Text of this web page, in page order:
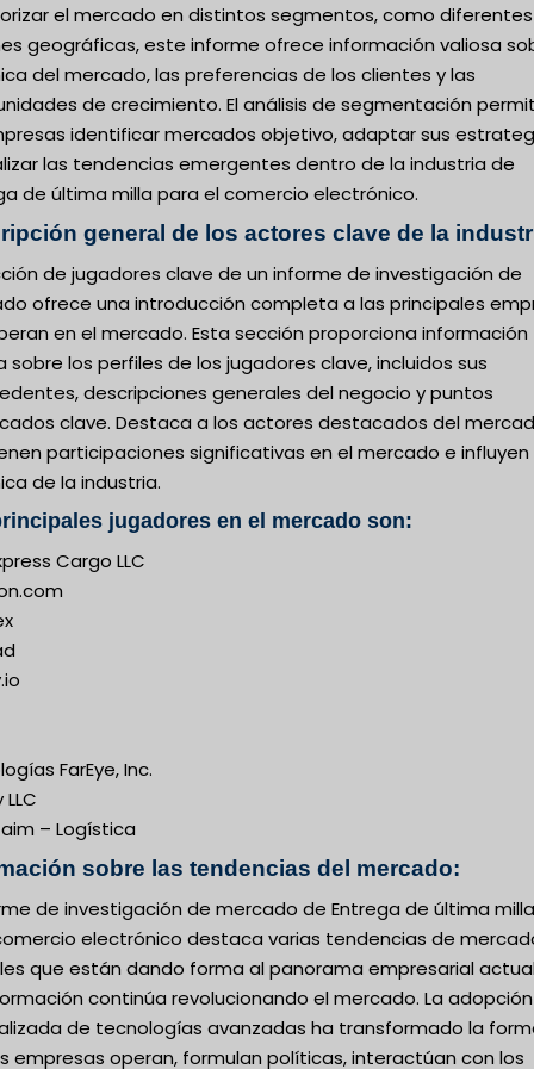
el mercado en distintos segmentos, como diferentes
geográficas, este informe ofrece información valiosa
del mercado, las preferencias de los clientes y las
de crecimiento. El análisis de segmentación
identificar mercados objetivo, adaptar sus
las tendencias emergentes dentro de la industria de
de última milla para el comercio electrónico.
general de los actores clave de la
de jugadores clave de un informe de investigación de
ofrece una introducción completa a las principales
en el mercado. Esta sección proporciona información
sobre los perfiles de los jugadores clave, incluidos sus
descripciones generales del negocio y puntos
clave. Destaca a los actores destacados del
participaciones significativas en el mercado e influyen
de la industria.
jugadores en el mercado son:
Cargo LLC
FarEye, Inc.
– Logística
sobre las tendencias del mercado:
de investigación de mercado de Entrega de última milla
electrónico destaca varias tendencias de
que están dando forma al panorama empresarial
continúa revolucionando el mercado. La adopción
de tecnologías avanzadas ha transformado la
empresas operan, formulan políticas, interactúan con los